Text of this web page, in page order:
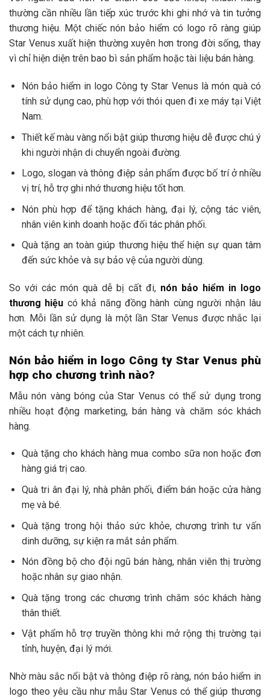
thường cần nhiều lần tiếp xúc trước khi ghi nhớ và tin tưởng
thương hiệu. Một chiếc nón bảo hiểm có logo rõ ràng giúp
Star Venus xuất hiện thường xuyên hơn trong đời sống, thay
vì chỉ hiện diện trên bao bì sản phẩm hoặc tài liệu bán hàng.
Nón bảo hiểm in logo Công ty Star Venus là món quà có
tính sử dụng cao, phù hợp với thói quen đi xe máy tại Việt
Nam.
Thiết kế màu vàng nổi bật giúp thương hiệu dễ được chú ý
khi người nhận di chuyển ngoài đường.
Logo, slogan và thông điệp sản phẩm được bố trí ở nhiều
vị trí, hỗ trợ ghi nhớ thương hiệu tốt hơn.
Nón phù hợp để tặng khách hàng, đại lý, cộng tác viên,
nhân viên kinh doanh hoặc đối tác phân phối.
Quà tặng an toàn giúp thương hiệu thể hiện sự quan tâm
đến sức khỏe và sự bảo vệ của người dùng.
So với các món quà dễ bị cất đi, nón bảo hiểm in logo
thương hiệu có khả năng đồng hành cùng người nhận lâu
hơn. Mỗi lần sử dụng là một lần Star Venus được nhắc lại
một cách tự nhiên.
Nón bảo hiểm in logo Công ty Star Venus phù
hợp cho chương trình nào?
Mẫu nón vàng bóng của Star Venus có thể sử dụng trong
nhiều hoạt động marketing, bán hàng và chăm sóc khách
hàng.
Quà tặng cho khách hàng mua combo sữa non hoặc đơn
hàng giá trị cao.
Quà tri ân đại lý, nhà phân phối, điểm bán hoặc cửa hàng
mẹ và bé.
Quà tặng trong hội thảo sức khỏe, chương trình tư vấn
dinh dưỡng, sự kiện ra mắt sản phẩm.
Nón đồng bộ cho đội ngũ bán hàng, nhân viên thị trường
hoặc nhân sự giao nhận.
Quà tặng trong các chương trình chăm sóc khách hàng
thân thiết.
Vật phẩm hỗ trợ truyền thông khi mở rộng thị trường tại
tỉnh, huyện, đại lý mới.
Nhờ màu sắc nổi bật và thông điệp rõ ràng, nón bảo hiểm in
logo theo yêu cầu như mẫu Star Venus có thể giúp thương